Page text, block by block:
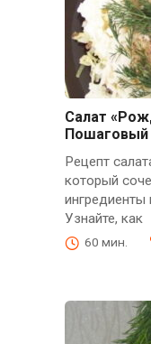
Салат
Пошаговый
Рецепт
который
Узнайте, как
60 мин.